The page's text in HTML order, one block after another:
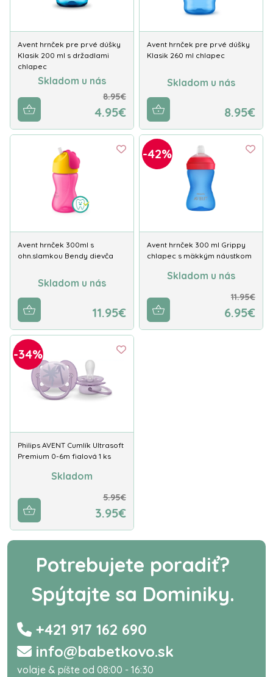
Avent hrnček pre prvé dúšky
Klasik 200 ml s držadlami
chlapec
Skladom u nás
8.95€
4.95€
Avent hrnček pre prvé dúšky
Klasik 260 ml chlapec
Skladom u nás
8.95€
Avent hrnček 300ml s
ohn.slamkou Bendy dievča
Skladom u nás
11.95€
-42%
Avent hrnček 300 ml Grippy
chlapec s mäkkým náustkom
Skladom u nás
11.95€
6.95€
-34%
Philips AVENT Cumlík Ultrasoft
Premium 0-6m fialová 1 ks
Skladom
5.95€
3.95€
Potrebujete poradiť?
Spýtajte sa Dominiky.
+421 917 162 690
info@babetkovo.sk
volaje & píšte od 08:00 - 16:30